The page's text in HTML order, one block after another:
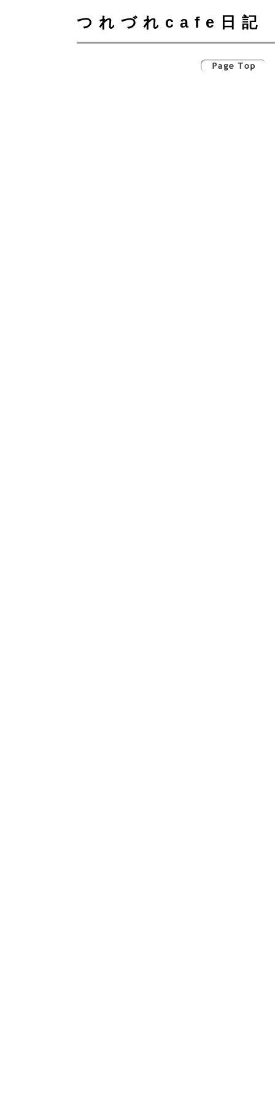
つれづれcafe日記